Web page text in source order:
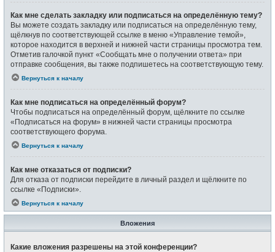
Как мне сделать закладку или подписаться на определённую тему?
Вы можете создать закладку или подписаться на определённую тему,
щёлкнув по соответствующей ссылке в меню «Управление темой»,
которое находится в верхней и нижней части страницы просмотра тем.
Отметив галочкой пункт «Сообщать мне о получении ответа» при
отправке сообщения, вы также подпишетесь на соответствующую тему.
Вернуться к началу
Как мне подписаться на определённый форум?
Чтобы подписаться на определённый форум, щёлкните по ссылке
«Подписаться на форум» в нижней части страницы просмотра
соответствующего форума.
Вернуться к началу
Как мне отказаться от подписки?
Для отказа от подписки перейдите в личный раздел и щёлкните по
ссылке «Подписки».
Вернуться к началу
Вложения
Какие вложения разрешены на этой конференции?